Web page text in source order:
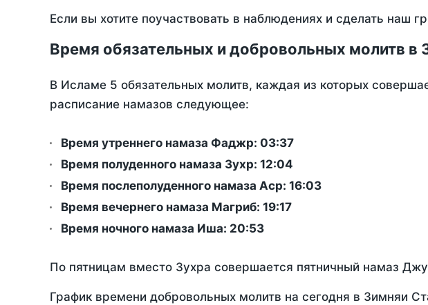
Если вы хотите поучаствовать в наблюдениях и сделать наш
Время обязательных и добровольных молитв в
В Исламе 5 обязательных молитв, каждая из которых
расписание намазов следующее:
Время утреннего намаза Фаджр: 03:37
Время полуденного намаза Зухр: 12:04
Время послеполуденного намаза Аср: 16:03
Время вечернего намаза Магриб: 19:17
Время ночного намаза Иша: 20:53
По пятницам вместо Зухра совершается пятничный намаз
График времени добровольных молитв на сегодня в Зимняи